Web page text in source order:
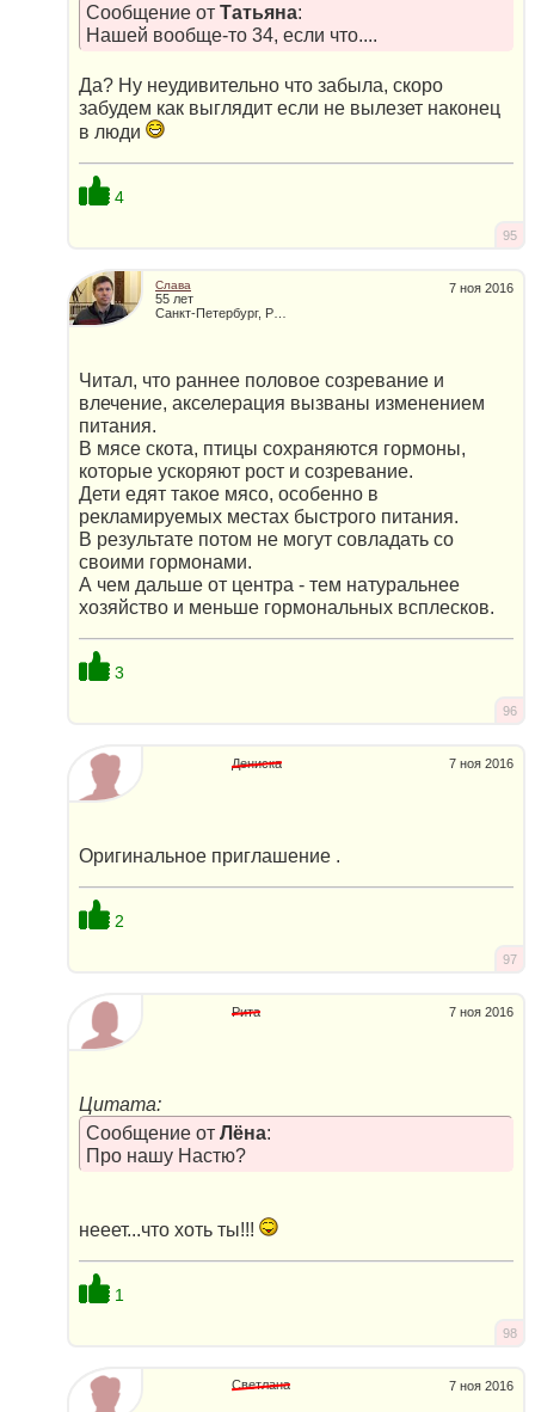
Сообщение от Татьяна:
Нашей вообще-то 34, если что....
Да? Ну неудивительно что забыла, скоро
забудем как выглядит если не вылезет наконец
в люди
4
95
7 ноя 2016
Слава
55 лет
Санкт-Петербург, Россия
Читал, что раннее половое созревание и
влечение, акселерация вызваны изменением
питания.
В мясе скота, птицы сохраняются гормоны,
которые ускоряют рост и созревание.
Дети едят такое мясо, особенно в
рекламируемых местах быстрого питания.
В результате потом не могут совладать со
своими гормонами.
А чем дальше от центра - тем натуральнее
хозяйство и меньше гормональных всплесков.
3
96
7 ноя 2016
Дениска
Оригинальное приглашение .
2
97
7 ноя 2016
Рита
Цитата:
Сообщение от Лёна:
Про нашу Настю?
нееет...что хоть ты!!!
1
98
7 ноя 2016
Светлана